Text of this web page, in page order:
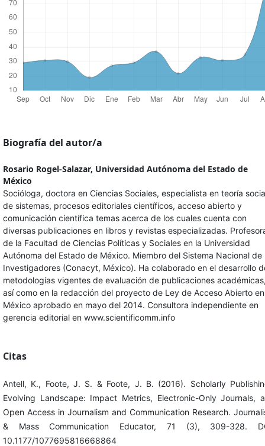
Biografía del autor/a
Rosario Rogel-Salazar, Universidad Autónoma del Estado de
México
Socióloga, doctora en Ciencias Sociales, especialista en teoría
de sistemas, procesos editoriales científicos, acceso abierto y
comunicación científica temas acerca de los cuales cuenta con
diversas publicaciones en libros y revistas especializadas.
de la Facultad de Ciencias Políticas y Sociales en la Universidad
Autónoma del Estado de México. Miembro del Sistema Nacional de
Investigadores (Conacyt, México). Ha colaborado en el desarrollo
metodologías vigentes de evaluación de publicaciones
así como en la redacción del proyecto de Ley de Acceso Abierto en
México aprobado en mayo del 2014. Consultora independiente en
gerencia editorial en www.scientificomm.info
Citas
Antell, K., Foote, J. S. & Foote, J. B. (2016). Scholarly
Evolving Landscape: Impact Metrics, Electronic-Only Journals,
Open Access in Journalism and Communication Research.
& Mass Communication Educator, 71 (3), 309-328.
10.1177/1077695816668864